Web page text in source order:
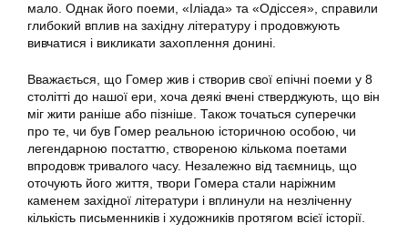
мало. Однак його поеми, «Іліада» та «Одіссея», справили
глибокий вплив на західну літературу і продовжують
вивчатися і викликати захоплення донині.
Вважається, що Гомер жив і створив свої епічні поеми у 8
столітті до нашої ери, хоча деякі вчені стверджують, що він
міг жити раніше або пізніше. Також точаться суперечки
про те, чи був Гомер реальною історичною особою, чи
легендарною постаттю, створеною кількома поетами
впродовж тривалого часу. Незалежно від таємниць, що
оточують його життя, твори Гомера стали наріжним
каменем західної літератури і вплинули на незліченну
кількість письменників і художників протягом всієї історії.